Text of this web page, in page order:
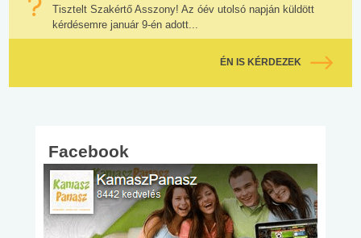
Tisztelt Szakértő Asszony! Az óév utolsó napján küldött
kérdésemre január 9-én adott...
ÉN IS KÉRDEZEK
Facebook